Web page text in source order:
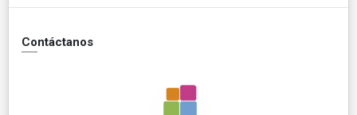
Contáctanos